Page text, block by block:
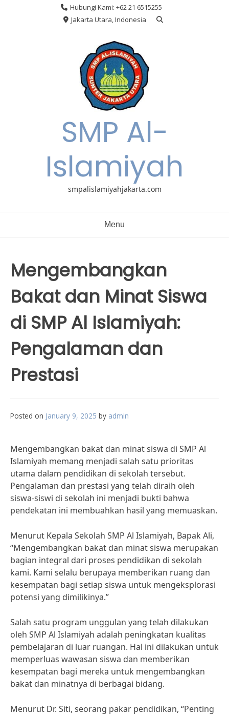
Hubungi Kami: +62 21 6515255
Jakarta Utara, Indonesia
SMP Al-
Islamiyah
smpalislamiyahjakarta.com
Menu
Mengembangkan
Bakat dan Minat Siswa
di SMP Al Islamiyah:
Pengalaman dan
Prestasi
Posted on January 9, 2025 by admin
Mengembangkan bakat dan minat siswa di SMP Al
Islamiyah memang menjadi salah satu prioritas
utama dalam pendidikan di sekolah tersebut.
Pengalaman dan prestasi yang telah diraih oleh
siswa-siswi di sekolah ini menjadi bukti bahwa
pendekatan ini membuahkan hasil yang memuaskan.
Menurut Kepala Sekolah SMP Al Islamiyah, Bapak Ali,
“Mengembangkan bakat dan minat siswa merupakan
bagian integral dari proses pendidikan di sekolah
kami. Kami selalu berupaya memberikan ruang dan
kesempatan bagi setiap siswa untuk mengeksplorasi
potensi yang dimilikinya.”
Salah satu program unggulan yang telah dilakukan
oleh SMP Al Islamiyah adalah peningkatan kualitas
pembelajaran di luar ruangan. Hal ini dilakukan untuk
memperluas wawasan siswa dan memberikan
kesempatan bagi mereka untuk mengembangkan
bakat dan minatnya di berbagai bidang.
Menurut Dr. Siti, seorang pakar pendidikan, “Penting